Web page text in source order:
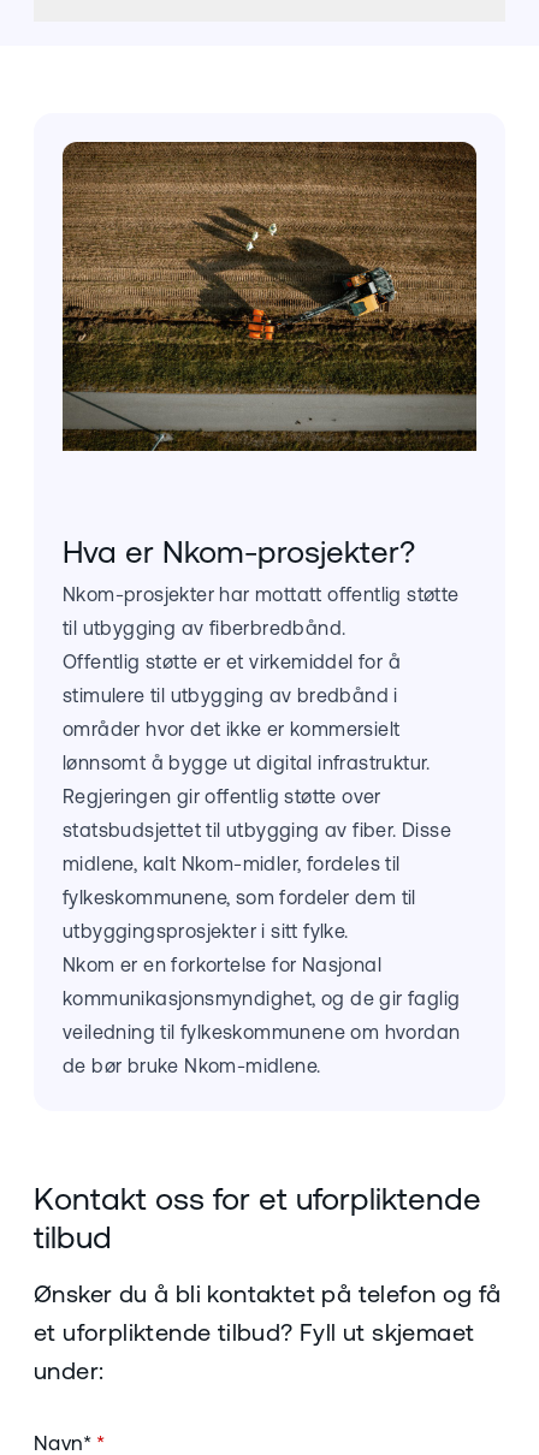
Hva er Nkom-prosjekter?
Nkom-prosjekter har mottatt offentlig støtte
til utbygging av fiberbredbånd.
Offentlig støtte er et virkemiddel for å
stimulere til utbygging av bredbånd i
områder hvor det ikke er kommersielt
lønnsomt å bygge ut digital infrastruktur.
Regjeringen gir offentlig støtte over
statsbudsjettet til utbygging av fiber. Disse
midlene, kalt Nkom-midler, fordeles til
fylkeskommunene, som fordeler dem til
utbyggingsprosjekter i sitt fylke.
Nkom er en forkortelse for Nasjonal
kommunikasjonsmyndighet, og de gir faglig
veiledning til fylkeskommunene om hvordan
de bør bruke Nkom-midlene.
Kontakt oss for et uforpliktende
tilbud
Ønsker du å bli kontaktet på telefon og få
et uforpliktende tilbud? Fyll ut skjemaet
under:
Navn*